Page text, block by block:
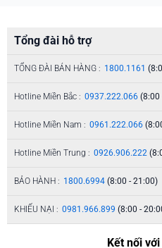
Tổng đài hỗ trợ
TỔNG ĐÀI BÁN HÀNG : 1800.1161
Hotline Miền Bắc : 0937.222.066 (8:00
Hotline Miền Nam : 0961.222.066
Hotline Miền Trung : 0926.906.222
BẢO HÀNH : 1800.6994 (8:00 - 21:00)
KHIẾU NẠI : 0981.966.899 (8:00 -
Kết nối